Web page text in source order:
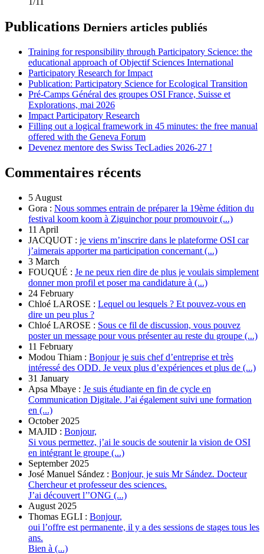
Publications Derniers articles publiés
Training for responsibility through Participatory Science: the
educational approach of Objectif Sciences International
Participatory Research for Impact
Publication: Participatory Science for Ecological Transition
Pré-Camps Général des groupes OSI France, Suisse et
Explorations, mai 2026
Impact Participatory Research
Filling out a logical framework in 45 minutes: the free manual
offered with the Geneva Forum
Devenez mentore des Swiss TecLadies 2026-27 !
Commentaires récents
5 August
Gora : Nous sommes entrain de préparer la 19ème édition du
festival koom koom à Ziguinchor pour promouvoir (...)
11 April
JACQUOT : je viens m’inscrire dans le plateforme OSI car
j’aimerais apporter ma participation concernant (...)
3 March
FOUQUÉ : Je ne peux rien dire de plus je voulais simplement
donner mon profil et poser ma candidature à (...)
24 February
Chloé LAROSE : Lequel ou lesquels ? Et pouvez-vous en
dire un peu plus ?
Chloé LAROSE : Sous ce fil de discussion, vous pouvez
poster un message pour vous présenter au reste du groupe (...)
11 February
Modou Thiam : Bonjour je suis chef d’entreprise et très
intéressé des ODD. Je veux plus d’expériences et plus de (...)
31 January
Apsa Mbaye : Je suis étudiante en fin de cycle en
Communication Digitale. J’ai également suivi une formation
en (...)
October 2025
MAJID : Bonjour,
Si vous permettez, j’ai le soucis de soutenir la vision de OSI
en intégrant le groupe (...)
September 2025
José Manuel Sández : Bonjour, je suis Mr Sández. Docteur
Chercheur et professeur des sciences.
J’ai découvert l’’ONG (...)
August 2025
Thomas EGLI : Bonjour,
oui l’offre est permanente, il y a des sessions de stages tous les
ans.
Bien à (...)